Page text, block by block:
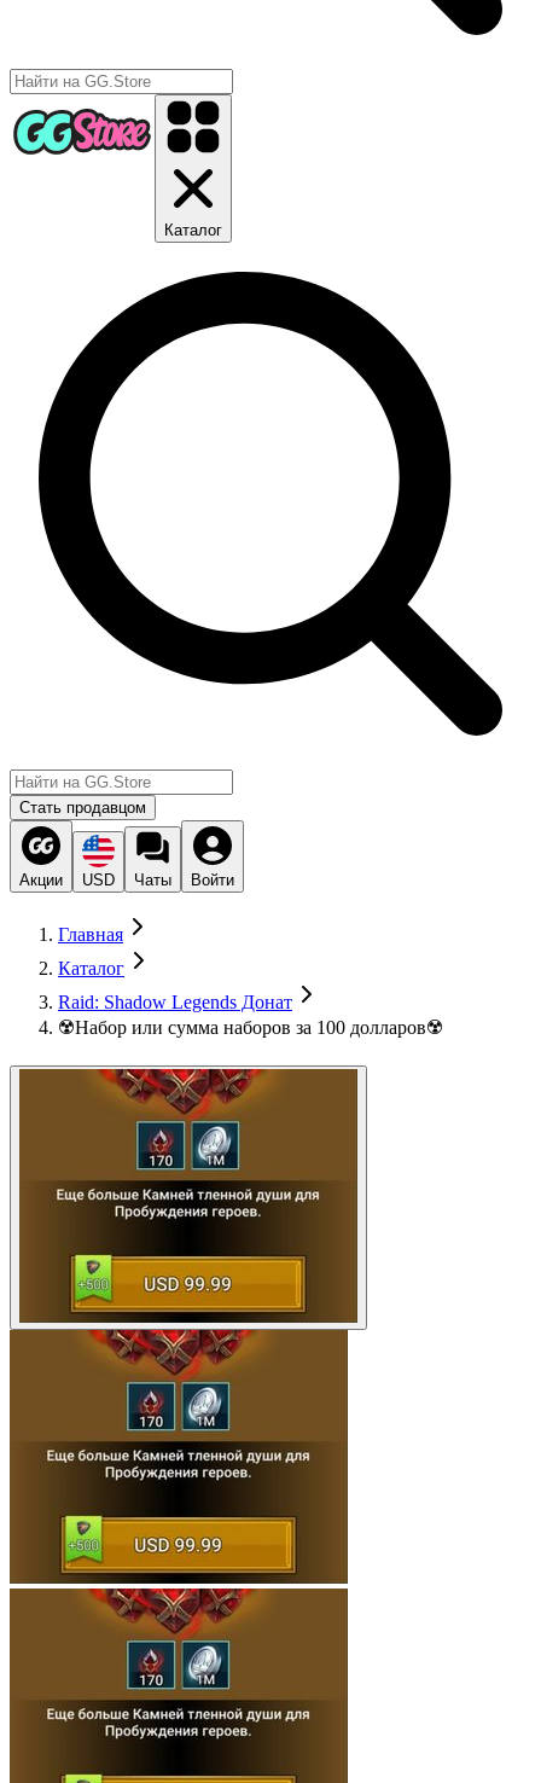
Каталог
Стать продавцом
Акции USD Чаты Войти
Главная
Каталог
Raid: Shadow Legends Донат
☢️Набор или сумма наборов за 100 долларов☢️